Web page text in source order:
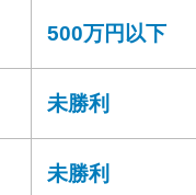
500万円以下
未勝利
未勝利